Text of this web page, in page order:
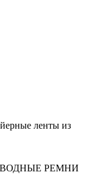
ленты из
РЕМНИ